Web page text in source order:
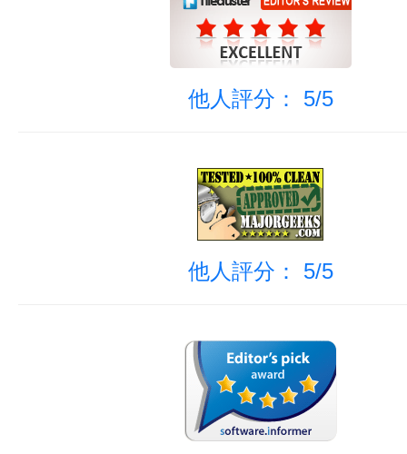
他人評分： 5/5
他人評分： 5/5